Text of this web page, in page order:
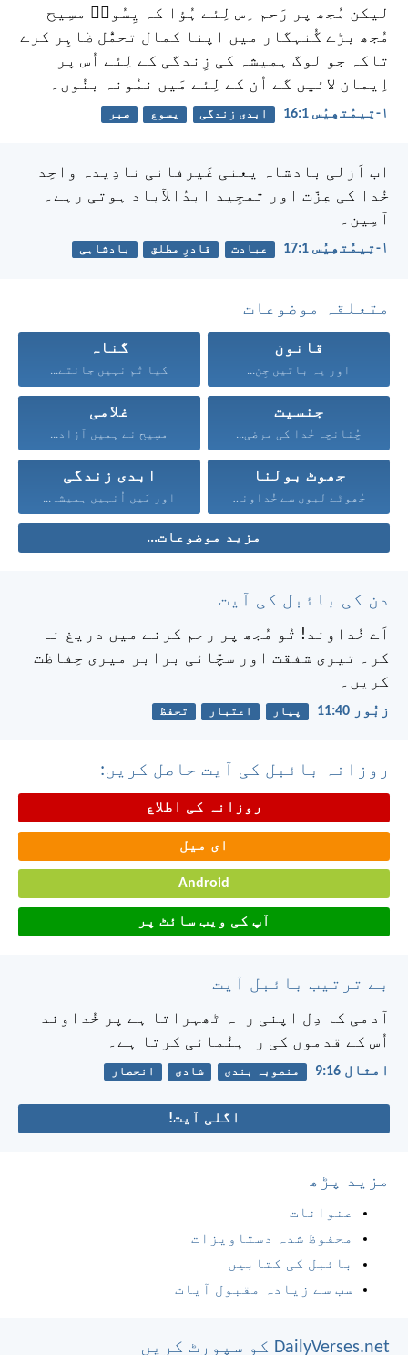
لیکن مُجھ پر رَحم اِس لِئے ہُؤا کہ یِسُوعؔ مسِیح
مُجھ بڑے گُنہگار میں اپنا کمال تحمُّل ظاہِر کرے
تاکہ جو لوگ ہمیشہ کی زِندگی کے لِئے اُس پر
اِیمان لائیں گے اُن کے لِئے مَیں نمُونہ بنُوں۔
۱-تِیمُتھِیُس 1:‏16 ابدی زندگی یسوع صبر
اب اَزلی بادشاہ یعنی غَیرفانی نادِیدہ واحِد
خُدا کی عِزّت اور تمجِید ابدُالآباد ہوتی رہے۔
آمِین۔
۱-تِیمُتھِیُس 1:‏17 عبادت قادرِ مطلق بادشاہی
متعلقہ موضوعات
قانون
اور یہ باتیں جِن...
گناہ
کیا تُم نہیں جانتے...
جنسیت
چُنانچہ خُدا کی مرضی...
غلامی
مسِیح نے ہمیں آزاد...
جھوٹ بولنا
جُھوٹے لبوں سے خُداوند...
ابدی زندگی
اور مَیں اُنہیں ہمیشہ...
مزید موضوعات...
دن کی بائبل کی آیت
اَے خُداوند! تُو مُجھ پر رحم کرنے میں دریغ نہ
کر۔ تیری شفقت اور سچّائی برابر میری حِفاظت
کریں۔
زبُور 40:‏11 پیار اعتبار تحفظ
روزانہ بائبل کی آیت حاصل کریں:
روزانہ کی اطلاع
ای میل
Android
آپ کی ویب سائٹ پر
بے ترتیب بائبل آیت
آدمی کا دِل اپنی راہ ٹھہراتا ہے پر خُداوند
اُس کے قدموں کی راہنُمائی کرتا ہے۔
امثال 16:‏9 منصوبہ بندی شادی انحصار
اگلی آیت!
مزید پڑھ
عنوانات
محفوظ شدہ دستاویزات
بائبل کی کتابیں
سب سے زیادہ مقبول آیات
DailyVerses.net کو سپورٹ کریں